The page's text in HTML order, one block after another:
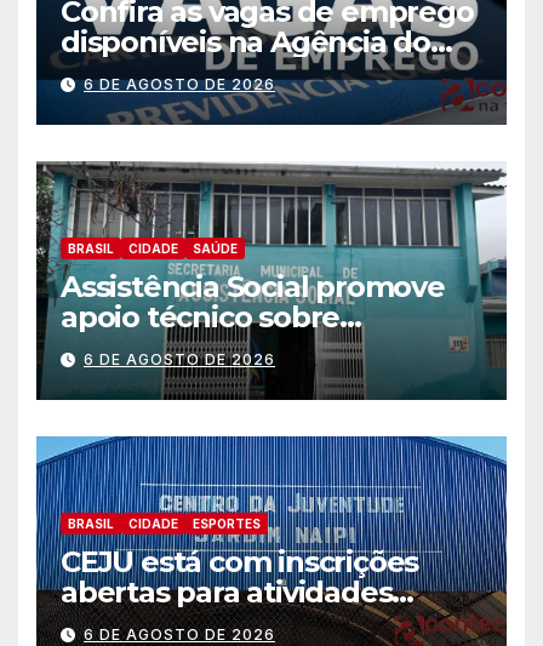
Confira as vagas de emprego
disponíveis na Agência do
Trabalhador
6 DE AGOSTO DE 2026
BRASIL CIDADE SAÚDE
Assistência Social promove
apoio técnico sobre
preparação e resposta a
situações de emergência e
calamidade pública
6 DE AGOSTO DE 2026
BRASIL CIDADE ESPORTES
CEJU está com inscrições
abertas para atividades
gratuitas
6 DE AGOSTO DE 2026